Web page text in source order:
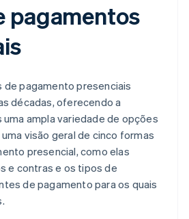
pagamentos
de pagamento presenciais
décadas, oferecendo a
ampla variedade de opções
visão geral de cinco formas
presencial, como elas
e contras e os tipos de
de pagamento para os quais